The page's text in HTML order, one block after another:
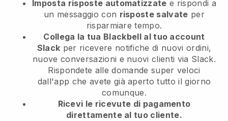
Imposta risposte automatizzate e rispondi a
un messaggio con risposte salvate per
risparmiare tempo.
Collega la tua Blackbell al tuo account
Slack per ricevere notifiche di nuovi ordini,
nuove conversazioni e nuovi clienti via Slack.
Rispondete alle domande super veloci
dall'app che avete già aperto tutto il giorno
comunque.
Ricevi le ricevute di pagamento
direttamente al tuo cliente.